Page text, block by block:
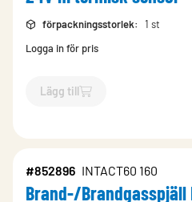
förpackningsstorlek:
1 st
Logga in för pris
Lägg till
`$Lägg till
#852896 INTACT60 160
Brand-/Brandgasspjäll